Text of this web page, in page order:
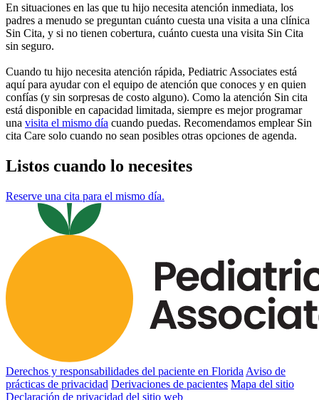
En situaciones en las que tu hijo necesita atención inmediata, los
padres a menudo se preguntan cuánto cuesta una visita a una clínica
Sin Cita, y si no tienen cobertura, cuánto cuesta una visita Sin Cita
sin seguro.
Cuando tu hijo necesita atención rápida, Pediatric Associates está
aquí para ayudar con el equipo de atención que conoces y en quien
confías (y sin sorpresas de costo alguno). Como la atención Sin cita
está disponible en capacidad limitada, siempre es mejor programar
una visita el mismo día cuando puedas. Recomendamos emplear Sin
cita Care solo cuando no sean posibles otras opciones de agenda.
Listos cuando lo necesites
Reserve una cita para el mismo día.
Derechos y responsabilidades del paciente en Florida Aviso de
prácticas de privacidad Derivaciones de pacientes Mapa del sitio
Declaración de privacidad del sitio web